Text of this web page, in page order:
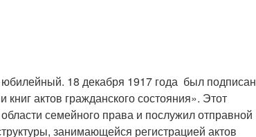
18 декабря 1917 года был подписан
актов гражданского состояния». Этот
семейного права и послужил отправной
занимающейся регистрацией актов